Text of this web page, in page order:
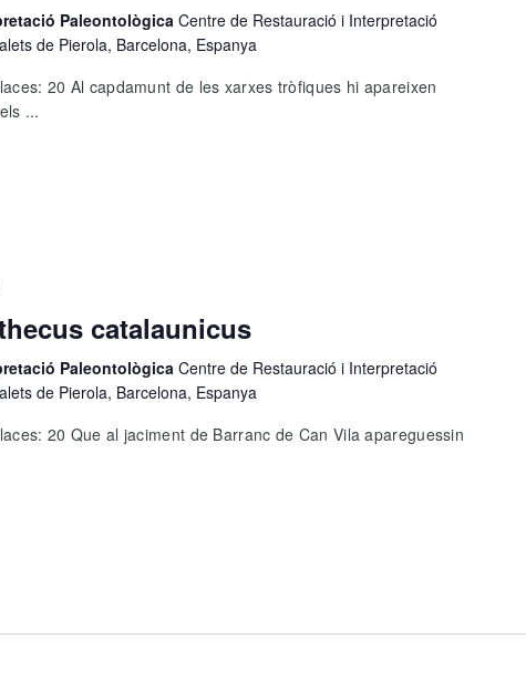
Paleontològica Centre de Restauració i Interpretació
de Pierola, Barcelona, Espanya
20 Al capdamunt de les xarxes tròfiques hi apareixen
...
catalaunicus
Paleontològica Centre de Restauració i Interpretació
de Pierola, Barcelona, Espanya
20 Que al jaciment de Barranc de Can Vila apareguessin